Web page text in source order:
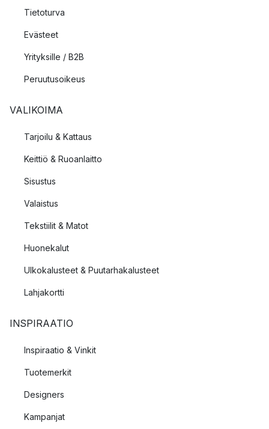
Tietoturva
Evästeet
Yrityksille / B2B
Peruutusoikeus
VALIKOIMA
Tarjoilu & Kattaus
Keittiö & Ruoanlaitto
Sisustus
Valaistus
Tekstiilit & Matot
Huonekalut
Ulkokalusteet & Puutarhakalusteet
Lahjakortti
INSPIRAATIO
Inspiraatio & Vinkit
Tuotemerkit
Designers
Kampanjat